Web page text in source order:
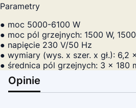
Parametry
● moc 5000-6100 W
● moc pól grzejnych: 1500 W,
● napięcie 230 V/50 Hz
● wymiary (wys. x szer. x gł.): 6,2
● średnica pól grzejnych: 3 x 180
Opinie